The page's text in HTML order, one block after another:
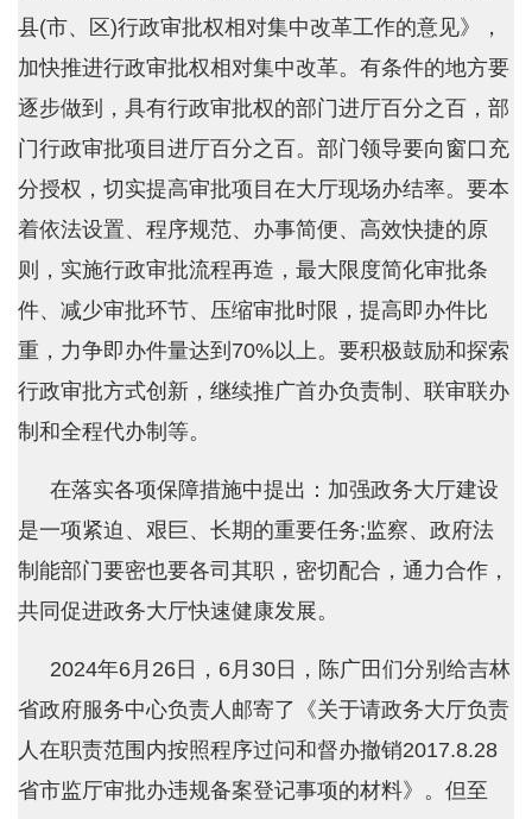
县(市、区)行政审批权相对集中改革工作的意见》，
加快推进行政审批权相对集中改革。有条件的地方要
逐步做到，具有行政审批权的部门进厅百分之百，部
门行政审批项目进厅百分之百。部门领导要向窗口充
分授权，切实提高审批项目在大厅现场办结率。要本
着依法设置、程序规范、办事简便、高效快捷的原
则，实施行政审批流程再造，最大限度简化审批条
件、减少审批环节、压缩审批时限，提高即办件比
重，力争即办件量达到70%以上。要积极鼓励和探索
行政审批方式创新，继续推广首办负责制、联审联办
制和全程代办制等。
在落实各项保障措施中提出：加强政务大厅建设
是一项紧迫、艰巨、长期的重要任务;监察、政府法
制能部门要密也要各司其职，密切配合，通力合作，
共同促进政务大厅快速健康发展。
2024年6月26日，6月30日，陈广田们分别给吉林
省政府服务中心负责人邮寄了《关于请政务大厅负责
人在职责范围内按照程序过问和督办撤销2017.8.28
省市监厅审批办违规备案登记事项的材料》。但至